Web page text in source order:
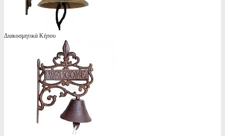
Διακοσμητικά Κήπου